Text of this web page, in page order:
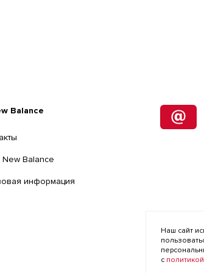
Balance
New Balance
информация
Наш сайт
с